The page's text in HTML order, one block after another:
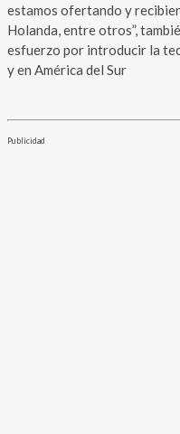
estamos ofertando y
Holanda, entre otros”,
esfuerzo por introducir la
y en América del Sur
Publicidad